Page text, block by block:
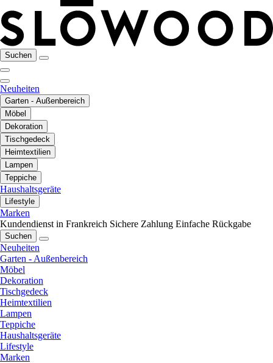
Suchen
Neuheiten
Garten - Außenbereich
Möbel
Dekoration
Tischgedeck
Heimtextilien
Lampen
Teppiche
Haushaltsgeräte
Lifestyle
Marken
Kundendienst in Frankreich Sichere Zahlung Einfache Rückgabe
Suchen
Neuheiten
Garten - Außenbereich
Möbel
Dekoration
Tischgedeck
Heimtextilien
Lampen
Teppiche
Haushaltsgeräte
Lifestyle
Marken